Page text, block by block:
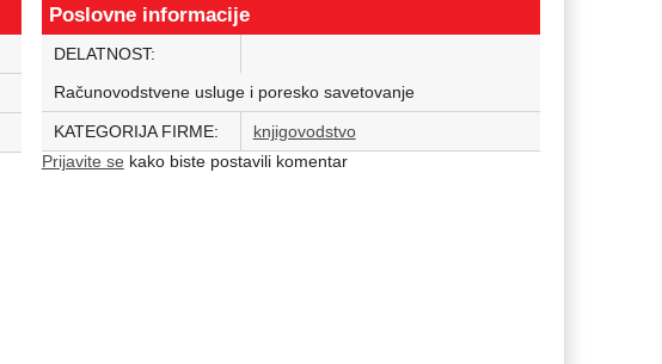
Poslovne informacije
DELATNOST:
Računovodstvene usluge i poresko savetovanje
KATEGORIJA FIRME:
knjigovodstvo
Prijavite se kako biste postavili komentar